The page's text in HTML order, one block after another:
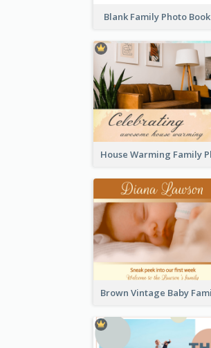
Blank Family Photo Book